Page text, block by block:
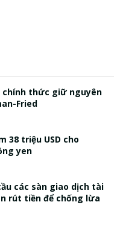
chính thức giữ nguyên
Fried
38 triệu USD cho
yen
các sàn giao dịch tài
rút tiền để chống lừa